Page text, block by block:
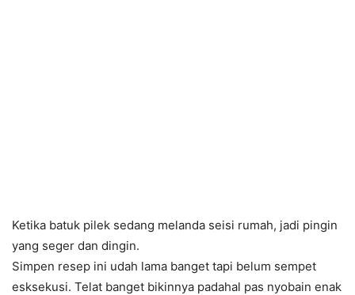
Ketika batuk pilek sedang melanda seisi rumah, jadi pingin
yang seger dan dingin.
Simpen resep ini udah lama banget tapi belum sempet
esksekusi. Telat banget bikinnya padahal pas nyobain enak